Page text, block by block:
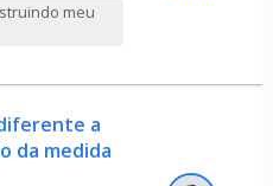
meu
a
da medida